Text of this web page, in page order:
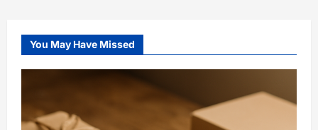
You May Have Missed